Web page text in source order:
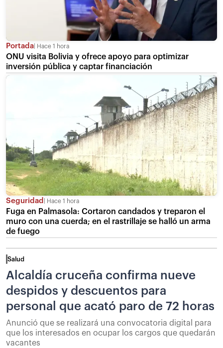
Portada Hace 1 hora
ONU visita Bolivia y ofrece apoyo para optimizar
inversión pública y captar financiación
Seguridad Hace 1 hora
Fuga en Palmasola: Cortaron candados y treparon el
muro con una cuerda; en el rastrillaje se halló un arma
de fuego
Salud
Alcaldía cruceña confirma nueve
despidos y descuentos para
personal que acató paro de 72 horas
Anunció que se realizará una convocatoria digital para
que los interesados en ocupar los cargos que quedarán
vacantes